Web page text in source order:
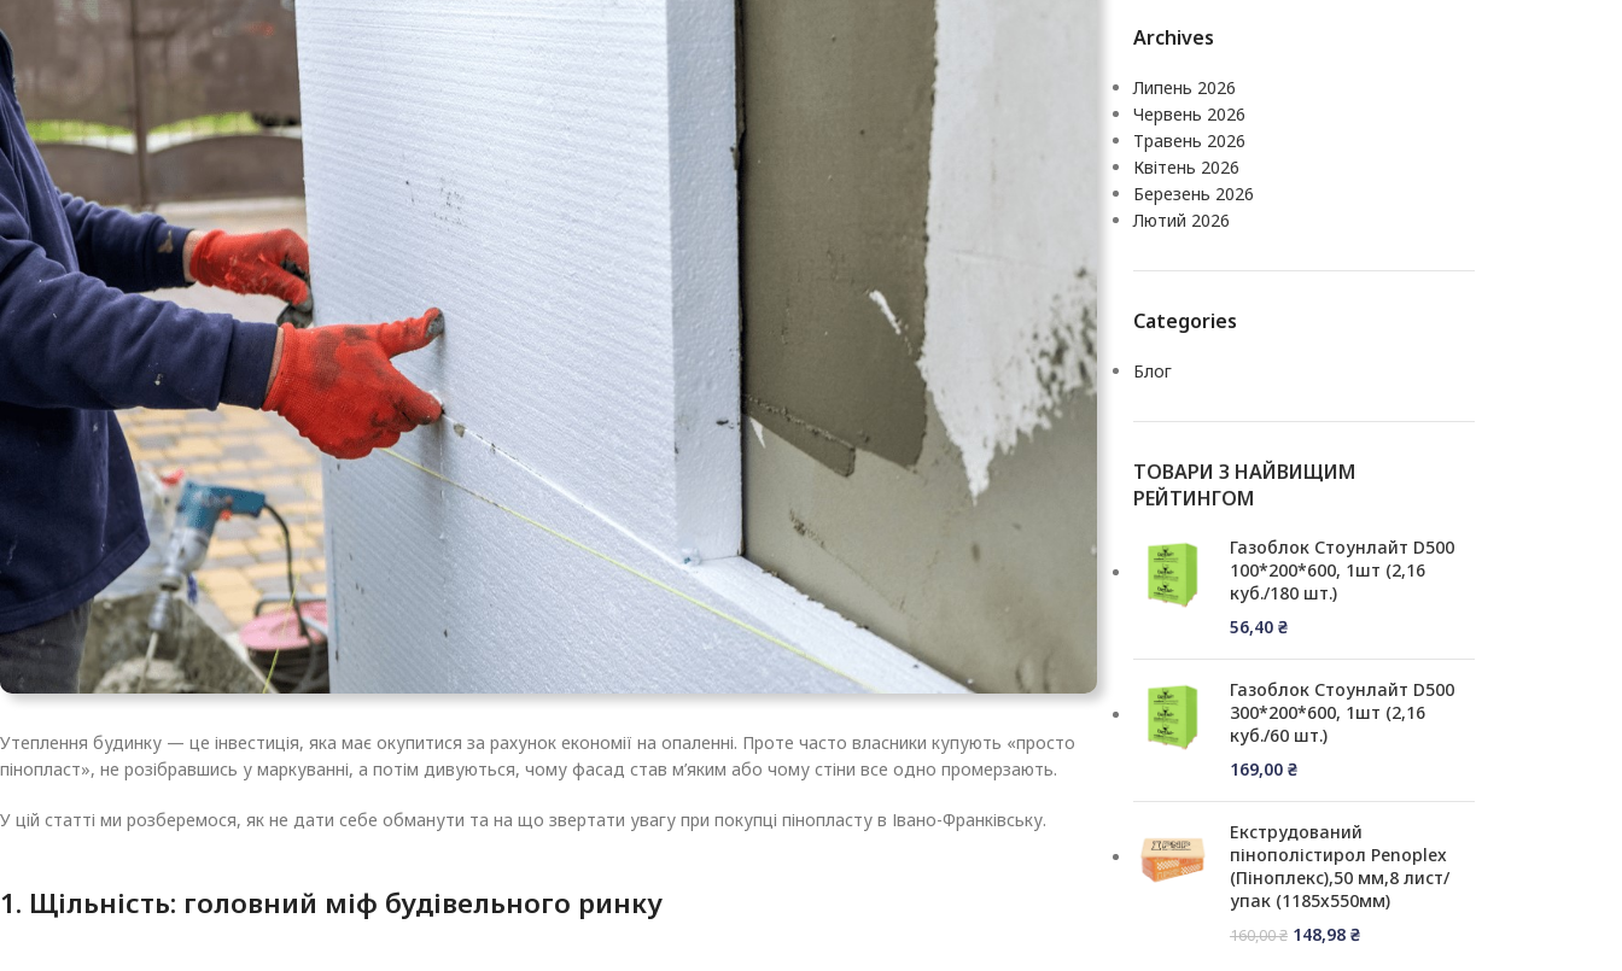
(пінополістирол)
Кутники та профіль
Пінопласт
Утеплення будинку — це інвестиція, яка має окупитися за рахунок економії на опаленні. Проте часто власники купують «просто
пінопласт», не розібравшись у маркуванні, а потім дивуються, чому фасад став м’яким або чому стіни все одно промерзають.
У цій статті ми розберемося, як не дати себе обманути та на що звертати увагу при покупці пінопласту в Івано-Франківську.
1. Щільність: головний міф будівельного ринку
Archives
Липень 2026
Червень 2026
Травень 2026
Квітень 2026
Березень 2026
Лютий 2026
Categories
Блог
ТОВАРИ З НАЙВИЩИМ
РЕЙТИНГОМ
Газоблок Стоунлайт D500
100*200*600, 1шт (2,16
куб./180 шт.)
56,40 ₴
Газоблок Стоунлайт D500
300*200*600, 1шт (2,16
куб./60 шт.)
169,00 ₴
Екструдований
пінополістирол Penoplex
(Піноплекс),50 мм,8 лист/
упак (1185x550мм)
160,00₴ 148,98 ₴